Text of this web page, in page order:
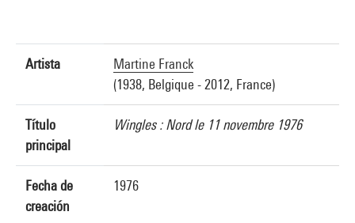
Artista
Martine Franck
(1938, Belgique - 2012, France)
Título
principal
Wingles : Nord le 11 novembre 1976
Fecha de
creación
1976